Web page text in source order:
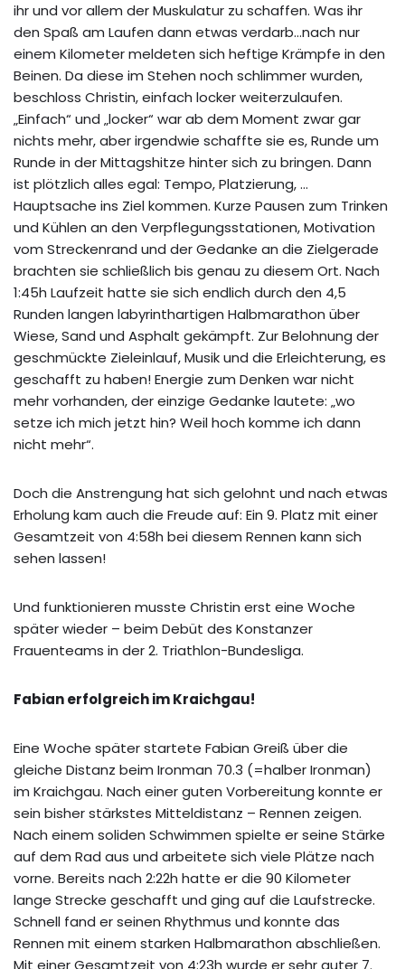
ihr und vor allem der Muskulatur zu schaffen. Was ihr
den Spaß am Laufen dann etwas verdarb…nach nur
einem Kilometer meldeten sich heftige Krämpfe in den
Beinen. Da diese im Stehen noch schlimmer wurden,
beschloss Christin, einfach locker weiterzulaufen.
„Einfach“ und „locker“ war ab dem Moment zwar gar
nichts mehr, aber irgendwie schaffte sie es, Runde um
Runde in der Mittagshitze hinter sich zu bringen. Dann
ist plötzlich alles egal: Tempo, Platzierung, …
Hauptsache ins Ziel kommen. Kurze Pausen zum Trinken
und Kühlen an den Verpflegungsstationen, Motivation
vom Streckenrand und der Gedanke an die Zielgerade
brachten sie schließlich bis genau zu diesem Ort. Nach
1:45h Laufzeit hatte sie sich endlich durch den 4,5
Runden langen labyrinthartigen Halbmarathon über
Wiese, Sand und Asphalt gekämpft. Zur Belohnung der
geschmückte Zieleinlauf, Musik und die Erleichterung, es
geschafft zu haben! Energie zum Denken war nicht
mehr vorhanden, der einzige Gedanke lautete: „wo
setze ich mich jetzt hin? Weil hoch komme ich dann
nicht mehr“.
Doch die Anstrengung hat sich gelohnt und nach etwas
Erholung kam auch die Freude auf: Ein 9. Platz mit einer
Gesamtzeit von 4:58h bei diesem Rennen kann sich
sehen lassen!
Und funktionieren musste Christin erst eine Woche
später wieder – beim Debüt des Konstanzer
Frauenteams in der 2. Triathlon-Bundesliga.
Fabian erfolgreich im Kraichgau!
Eine Woche später startete Fabian Greiß über die
gleiche Distanz beim Ironman 70.3 (=halber Ironman)
im Kraichgau. Nach einer guten Vorbereitung konnte er
sein bisher stärkstes Mitteldistanz – Rennen zeigen.
Nach einem soliden Schwimmen spielte er seine Stärke
auf dem Rad aus und arbeitete sich viele Plätze nach
vorne. Bereits nach 2:22h hatte er die 90 Kilometer
lange Strecke geschafft und ging auf die Laufstrecke.
Schnell fand er seinen Rhythmus und konnte das
Rennen mit einem starken Halbmarathon abschließen.
Mit einer Gesamtzeit von 4:23h wurde er sehr guter 7.